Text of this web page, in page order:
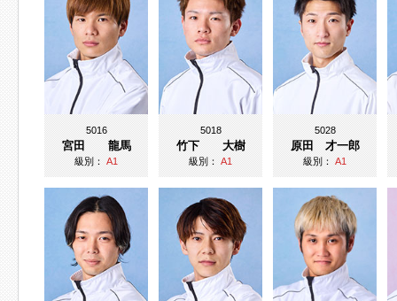
5016
宮田 龍馬
級別：A1
5018
竹下 大樹
級別：A1
5028
原田 才一郎
級別：A1